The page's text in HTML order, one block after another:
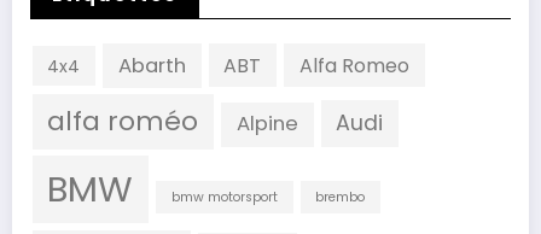
4x4 Abarth ABT Alfa Romeo
alfa roméo Alpine Audi
BMW bmw motorsport brembo